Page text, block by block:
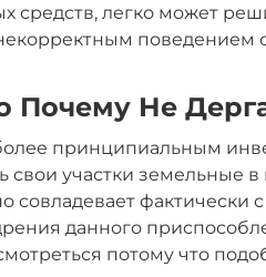
средств, легко может
поведением
Почему Не
принципиальным
свои участки земельные
совладевает фактически
данного
потому что